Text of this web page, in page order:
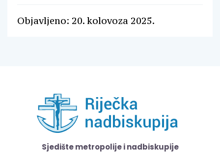
Objavljeno: 20. kolovoza 2025.
Sjedište metropolije i nadbiskupije